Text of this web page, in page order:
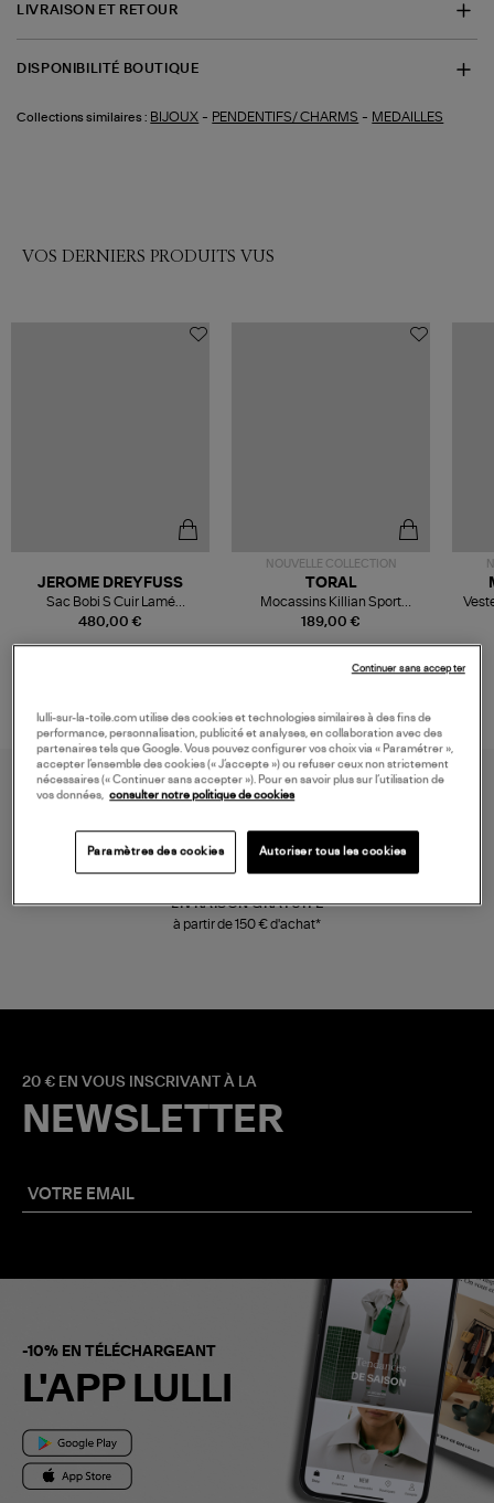
LIVRAISON ET RETOUR
DISPONIBILITÉ BOUTIQUE
Collections similaires : BIJOUX - PENDENTIFS/ CHARMS - MEDAILLES
VOS DERNIERS PRODUITS VUS
480,00 €
JEROME DREYFUSS
Sac Bobi S Cuir Lamé
Champagne
NOUVELLE COLLECTION
189,00 €
TORAL
Mocassins Killian Sport
Mousse
LIVRAISON GRATUITE
à partir de 150 € d'achat*
20 € EN VOUS INSCRIVANT À LA
NEWSLETTER
-10% EN TÉLÉCHARGEANT
L'APP LULLI
lulli-sur-la-toile.com utilise des cookies et technologies similaires à des fins de
performance, personnalisation, publicité et analyses, en collaboration avec des
partenaires tels que Google. Vous pouvez configurer vos choix via « Paramétrer »,
accepter l’ensemble des cookies (« J’accepte ») ou refuser ceux non strictement
nécessaires (« Continuer sans accepter »). Pour en savoir plus sur l’utilisation de
vos données, consulter notre politique de cookies
Paramètres des cookies Autoriser tous les cookies
Continuer sans accepter